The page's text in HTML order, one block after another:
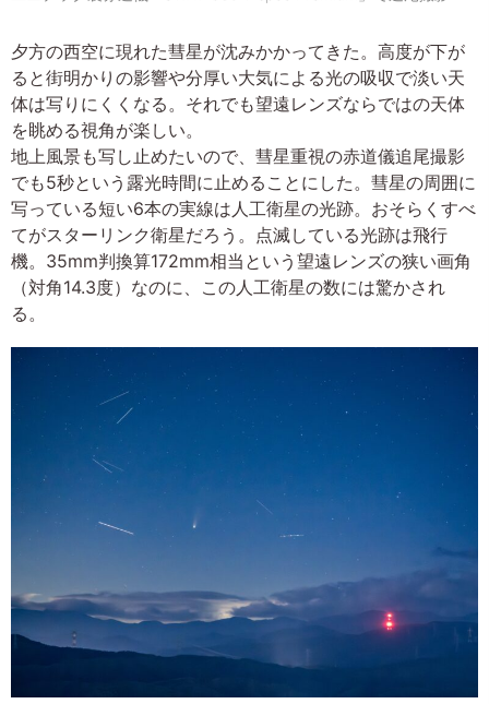
夕方の西空に現れた彗星が沈みかかってきた。高度が下が
ると街明かりの影響や分厚い大気による光の吸収で淡い天
体は写りにくくなる。それでも望遠レンズならではの天体
を眺める視角が楽しい。
地上風景も写し止めたいので、彗星重視の赤道儀追尾撮影
でも5秒という露光時間に止めることにした。彗星の周囲に
写っている短い6本の実線は人工衛星の光跡。おそらくすべ
てがスターリンク衛星だろう。点滅している光跡は飛行
機。35mm判換算172mm相当という望遠レンズの狭い画角
（対角14.3度）なのに、この人工衛星の数には驚かされ
る。